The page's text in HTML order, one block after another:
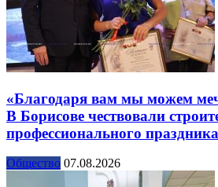
«Благодаря вам мы можем
В Борисове чествовали
профессионального праздника
Общество 07.08.2026